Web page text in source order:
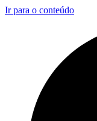
Ir para o conteúdo